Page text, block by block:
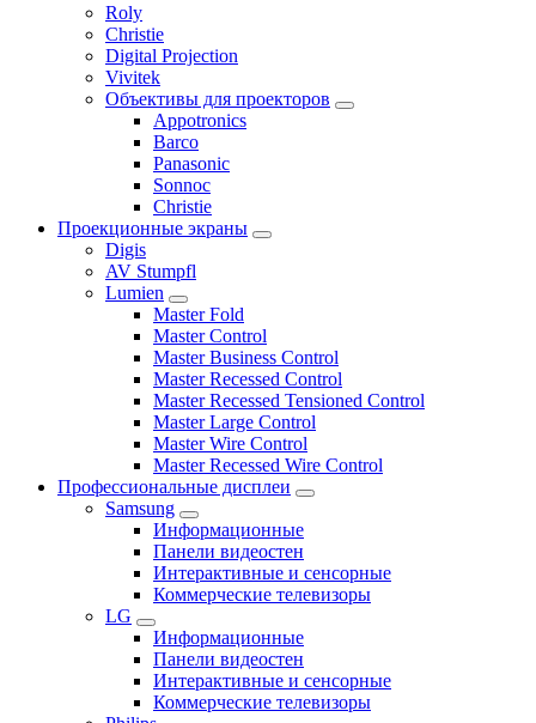
Roly
Christie
Digital Projection
Vivitek
Объективы для проекторов
Appotronics
Barco
Panasonic
Sonnoc
Сhristie
Проекционные экраны
Digis
AV Stumpfl
Lumien
Master Fold
Master Control
Master Business Control
Master Recessed Control
Master Recessed Tensioned Control
Master Large Control
Master Wire Control
Master Recessed Wire Control
Профессиональные дисплеи
Samsung
Информационные
Панели видеостен
Интерактивные и сенсорные
Коммерческие телевизоры
LG
Информационные
Панели видеостен
Интерактивные и сенсорные
Коммерческие телевизоры